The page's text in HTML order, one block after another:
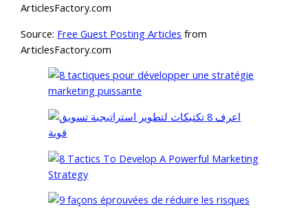
ArticlesFactory.com
Source: Free Guest Posting Articles from
ArticlesFactory.com